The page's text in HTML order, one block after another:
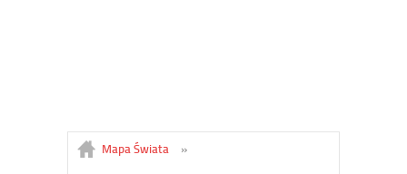
Mapa Świata »